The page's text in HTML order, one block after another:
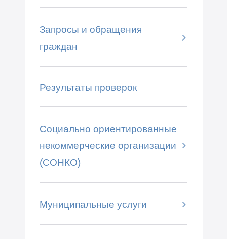
Запросы и обращения
граждан
Результаты проверок
Социально ориентированные
некоммерческие организации
(СОНКО)
Муниципальные услуги